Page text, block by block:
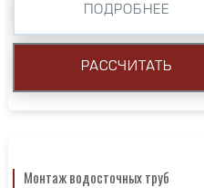
ПОДРОБНЕЕ
РАССЧИТАТЬ
Монтаж водосточных труб